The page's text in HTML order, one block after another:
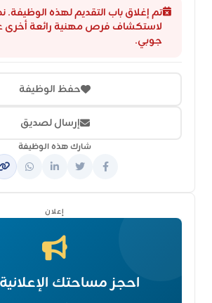
تم إغلاق باب التقديم لهذه الوظيفة.
لاستكشاف فرص مهنية رائعة أخرى
جوبي.
حفظ الوظيفة
إرسال لصديق
شارك هذه الوظيفة
إعلان
احجز مساحتك